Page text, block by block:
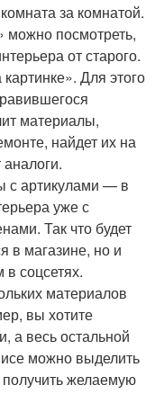
за комнатой.
посмотреть,
от старого.
Для этого
материалы,
найдет их на
с артикулами — в
уже с
Так что будет
в магазине, но и
соцсетях.
материалов
вы хотите
а весь остальной
можно выделить
желаемую